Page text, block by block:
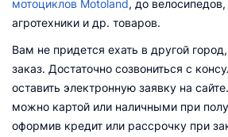
мотоциклов Motoland, до
агротехники и др. товаров.
Вам не придется ехать в другой
заказ. Достаточно созвониться с
оставить электронную заявку на
можно картой или наличными при
оформив кредит или рассрочку при